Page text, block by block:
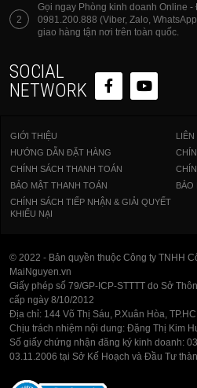
2
Gọi ngay Phòng kinh doanh Online -
0981.200.888 (Viber, Zalo,
giao hàng tận nơi trên toàn quốc.
SOCIAL
NETWORK
GIỚI THIỆU
LIÊN
HƯỚNG DẪN ĐẶT HÀNG
CHÍNH SÁCH THANH TOÁN
BẢO MẬT THANH TOÁN
BẢO
CHÍNH SÁCH TIẾP NHẬN & GIẢI QUYẾT
KHIẾU NẠI
© 2022 - Bản quyền thuộc Công ty TNHH
MaiNguyen.vn
Giấy phép số 79/GP-ICP-STTTT do Sở
cấp ngày 8/10/2012
Địa chỉ: 144 Võ Thị Sáu, P.Xuân Hòa,
Chịu trách nhiệm nội dung: Đặng Thị Kim
Số giấy chứng nhận đăng ký kinh doanh:
03.11.2006 tại Sở Kế Hoạch và Đầu Tư